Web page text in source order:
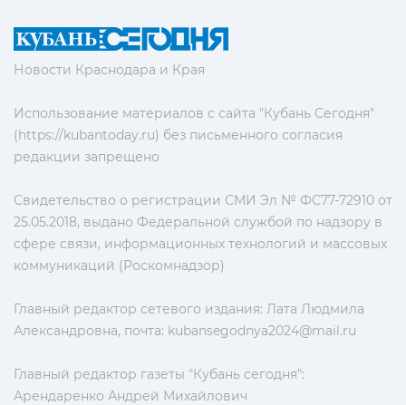
Новости Краснодара и Края
Использование материалов с сайта "Кубань Сегодня"
(https://kubantoday.ru) без письменного согласия
редакции запрещено
Свидетельство о регистрации СМИ Эл № ФС77-72910 от
25.05.2018, выдано Федеральной службой по надзору в
сфере связи, информационных технологий и массовых
коммуникаций (Роскомнадзор)
Главный редактор сетевого издания: Лата Людмила
Александровна, почта: kubansegodnya2024@mail.ru
Главный редактор газеты "Кубань сегодня":
Арендаренко Андрей Михайлович